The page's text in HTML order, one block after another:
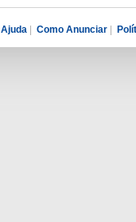
Ajuda Como Anunciar